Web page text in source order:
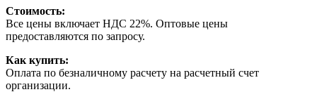
Стоимость:
Все цены включает НДС 22%. Оптовые цены
предоставляются по запросу.
Как купить:
Оплата по безналичному расчету на расчетный счет
организации.